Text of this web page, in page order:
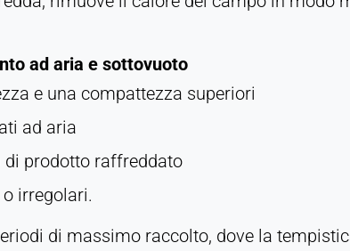
ad aria e sottovuoto
e una compattezza superiori
ad aria
di prodotto raffreddato
irregolari.
di massimo raccolto, dove la